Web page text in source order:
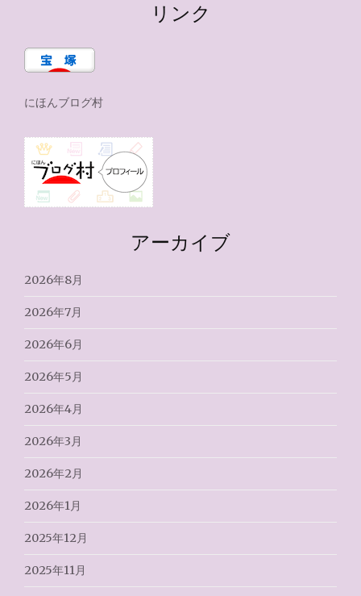
リンク
にほんブログ村
アーカイブ
2026年8月
2026年7月
2026年6月
2026年5月
2026年4月
2026年3月
2026年2月
2026年1月
2025年12月
2025年11月